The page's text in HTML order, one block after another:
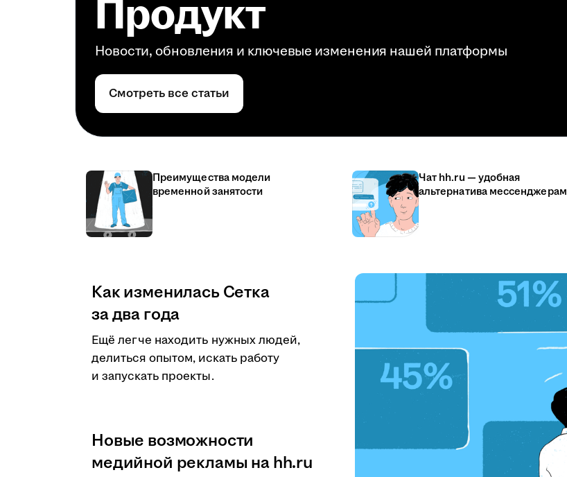
Продукт
Новости, обновления и ключевые изменения нашей платформы
Смотреть все статьи
Преимущества модели
временной занятости
Чат hh.ru — удобная
альтернатива мессенджерам
Как изменилась Сетка
за два года
Ещё легче находить нужных людей,
делиться опытом, искать работу
и запускать проекты.
Новые возможности
медийной рекламы на hh.ru